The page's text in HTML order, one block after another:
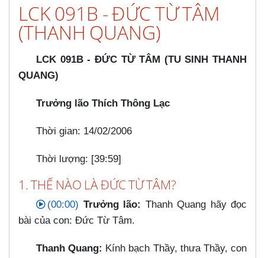
LCK 091B - ĐỨC TỪ TÂM
(THANH QUANG)
LCK 091B - ĐỨC TỪ TÂM (TU SINH THANH
QUANG)
Trưởng lão Thích Thông Lạc
Thời gian: 14/02/2006
Thời lượng: [39:59]
1. THẾ NÀO LÀ ĐỨC TỪ TÂM?
(00:00) Trưởng lão: Thanh Quang hãy đọc
bài của con: Đức Từ Tâm.
Thanh Quang: Kính bạch Thầy, thưa Thầy, con